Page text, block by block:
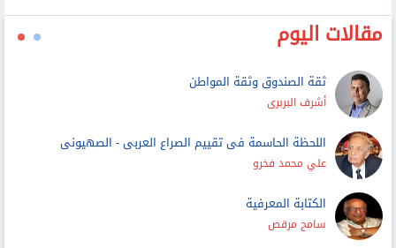
ثقة الصندوق وثقة المواطن
أشرف البربرى
اللحظة الحاسمة فى تقييم الصراع العربى - الصهيونى
علي محمد فخرو
الكتابة المعرفية
سامح مرقص
عن الحرب التى تراوح مكانها.. تغيّر الأولويات وتعاظم الخسائر
وليد محمود عبد الناصر